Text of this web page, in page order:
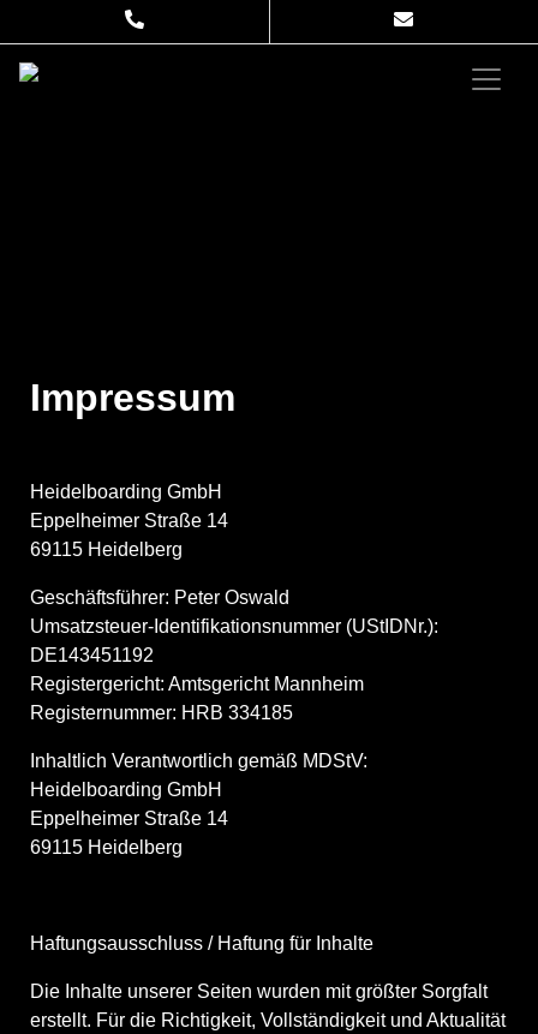
Impressum
Heidel­boarding GmbH
Eppel­heimer Straße 14
69115 Heidelberg
Geschäfts­führer: Peter Oswald
Umsatz­steuer-Identi­fi­ka­ti­ons­nummer (UStIDNr.):
DE143451192
Regis­ter­ge­richt: Amtsge­richt Mannheim
Regis­ter­nummer: HRB 334185
Inhaltlich Verant­wortlich gemäß MDStV:
Heidel­boarding GmbH
Eppel­heimer Straße 14
69115 Heidelberg
Haftungs­aus­schluss / Haftung für Inhalte
Die Inhalte unserer Seiten wurden mit größter Sorgfalt
erstellt. Für die Richtigkeit, Vollstän­digkeit und Aktua­lität